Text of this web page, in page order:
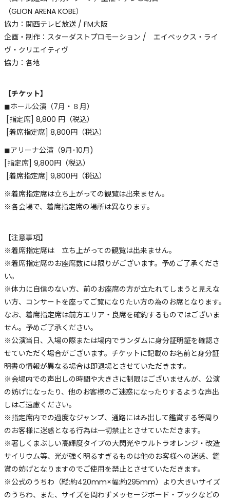
（GLION ARENA KOBE）
協力：関西テレビ放送 / FM大阪
企画・制作：スターダストプロモーション / エイベックス・ライ
ヴ・クリエイティヴ
協力：各地
【チケット】
◼︎ホール公演（7月・８月）
[指定席] 8,800 円（税込）
[着席指定席] 8,800円（税込）
◼︎アリーナ公演（9月･10月)
[指定席] 9,800円（税込）
[着席指定席] 9,800円（税込）
※着席指定席は立ち上がっての観覧は出来ません。
※各会場で、着席指定席の場所は異なります。
【注意事項】
※着席指定席は 立ち上がっての観覧は出来ません。
※着席指定席のお座席数には限りがございます。予めご了承くださ
い。
※体力に自信のない方、前のお座席の方が立たれてしまうと見えな
い方、コンサートを座ってご覧になりたい方の為のお席となります。
なお、着席指定席は前方エリア・良席を確約するものではございま
せん。予めご了承ください。
※公演当日、入場の際または場内でランダムに身分証明証を確認さ
せていただく場合がございます。チケットに記載のお名前と身分証
明書の情報が異なる場合は即退場とさせていただきます。
※会場内での声出しの時間や大きさに制限はございませんが、公演
の妨げになったり、他のお客様のご迷惑になったりするような声出
しはご遠慮ください。
※指定席内での過度なジャンプ、通路にはみ出して鑑賞する等周り
のお客様に迷惑となる行為は一切禁止とさせていただきます。
※著しくまぶしい高輝度タイプの大閃光やウルトラオレンジ・改造
サイリウム等、光が強く明るすぎるものは他のお客様への迷惑、鑑
賞の妨げとなりますのでご使用を禁止とさせていただきます。
※公式のうちわ（縦:約420mm×幅:約295mm）より大きいサイズ
のうちわ、また、サイズを問わずメッセージボード・ブックなどの